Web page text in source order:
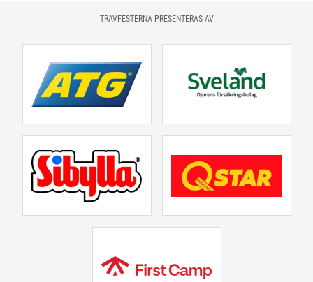
TRAVFESTERNA PRESENTERAS AV